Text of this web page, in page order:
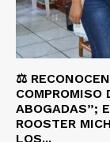
⚖️
COMPROMISO
ABOGADAS”;
ROOSTER
LOS...